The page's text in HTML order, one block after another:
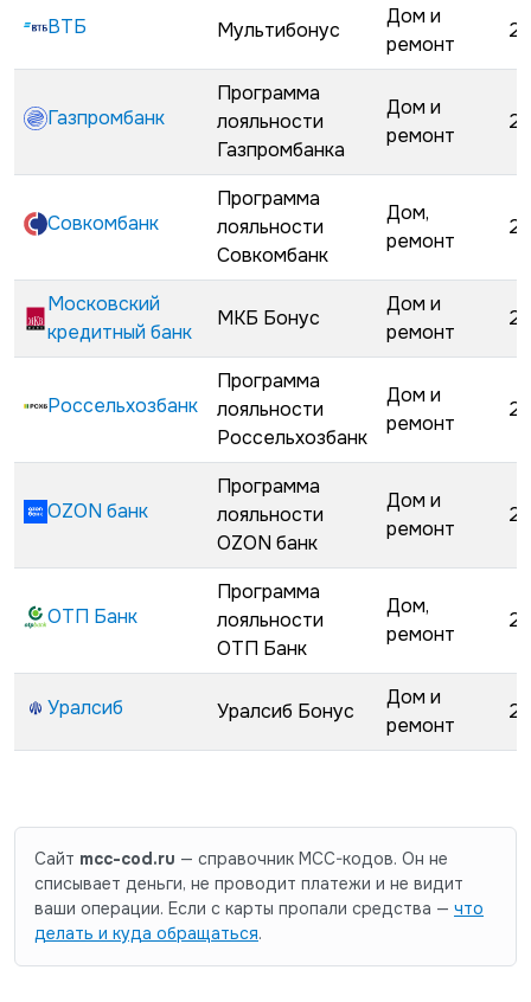
ВТБ Мультибонус
Дом и
ремонт
Газпромбанк
Программа
лояльности
Газпромбанка
Дом и
ремонт
Совкомбанк
Программа
лояльности
Совкомбанк
Дом,
ремонт
Московский
кредитный банк
МКБ Бонус
Дом и
ремонт
Россельхозбанк
Программа
лояльности
Россельхозбанк
Дом и
ремонт
OZON банк
Программа
лояльности
OZON банк
Дом и
ремонт
ОТП Банк
Программа
лояльности
ОТП Банк
Дом,
ремонт
Уралсиб Уралсиб Бонус
Дом и
ремонт
Сайт mcc-cod.ru — справочник MCC-кодов. Он не
списывает деньги, не проводит платежи и не видит
ваши операции. Если с карты пропали средства — что
делать и куда обращаться.